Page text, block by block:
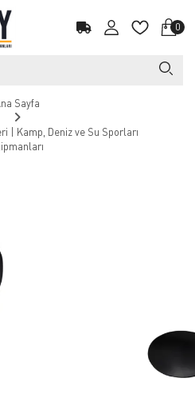
0
Sayfa
| Kamp, Deniz ve Su Sporları